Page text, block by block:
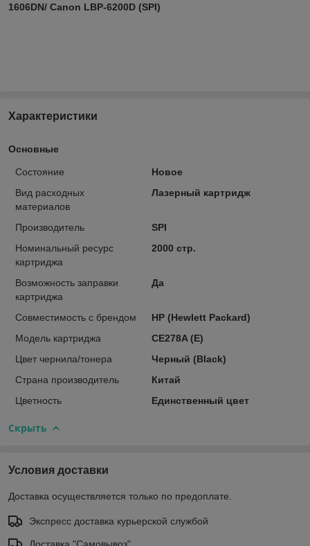
1606DN/ Canon LBP-6200D (SPI)
Характеристики
Основные
Состояние
Новое
Вид расходных
материалов
Лазерный картридж
Производитель
SPI
Номинальный ресурс
картриджа
2000 стр.
Возможность заправки
картриджа
Да
Совместимость с брендом
HP (Hewlett Packard)
Модель картриджа
CE278A (E)
Цвет чернила/тонера
Черный (Black)
Страна производитель
Китай
Цветность
Единственный цвет
Скрыть
Условия доставки
Доставка осуществляется только по предоплате.
Экспресс доставка курьерской службой
Доставка "Самовывоз"